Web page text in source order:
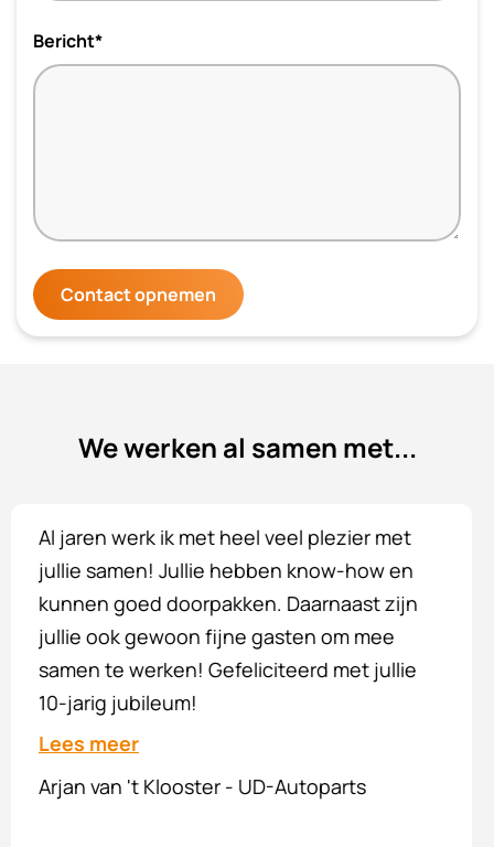
Bericht*
Contact opnemen
We werken al samen met...
Van harte gefeliciteerd met jullie 10 jarig
bestaan. Wie jarig is trakteert. Jullie team is
een ware toevoeging voor mijn bedrijf. En
daarom ben ik dan ook erg blij dat we met
elkaar zijn gematched en ik hoop dat jullie
nog lang dezelfde qwaliteit blijft leveren.
Lees meer
Wesley Verzijl - Qlimaat Totaal